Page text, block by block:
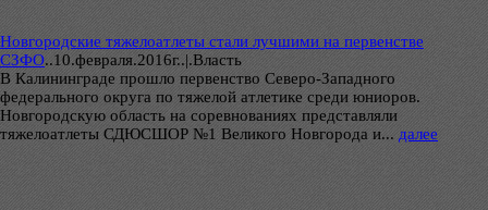
Новгородские тяжелоатлеты стали лучшими на первенстве
СЗФО..10.февраля.2016г..|.Власть
В Калининграде прошло первенство Северо-Западного
федерального округа по тяжелой атлетике среди юниоров.
Новгородскую область на соревнованиях представляли
тяжелоатлеты СДЮСШОР №1 Великого Новгорода и... далее